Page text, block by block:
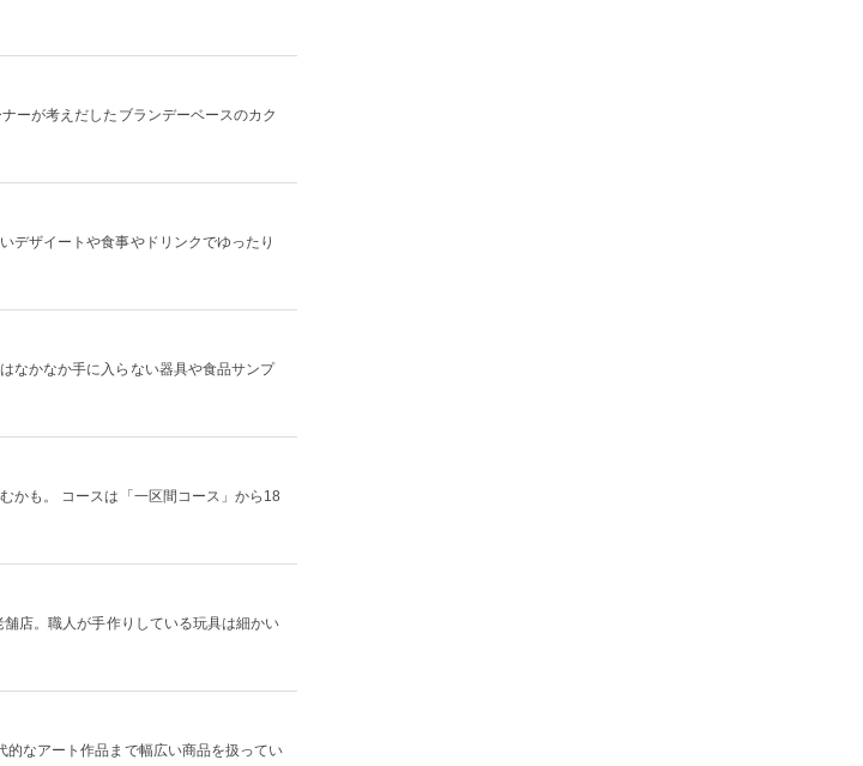
ーが考えだしたブランデーベースのカク
デザイートや食事やドリンクでゆったり
なかなか手に入らない器具や食品サンプ
かも。 コースは「一区間コース」から18
店。職人が手作りしている玩具は細かい
なアート作品まで幅広い商品を扱ってい